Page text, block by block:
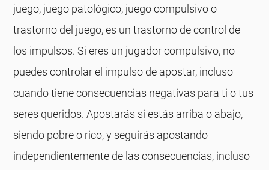
juego, juego patológico, juego compulsivo o
trastorno del juego, es un trastorno de control de
los impulsos. Si eres un jugador compulsivo, no
puedes controlar el impulso de apostar, incluso
cuando tiene consecuencias negativas para ti o tus
seres queridos. Apostarás si estás arriba o abajo,
siendo pobre o rico, y seguirás apostando
independientemente de las consecuencias, incluso